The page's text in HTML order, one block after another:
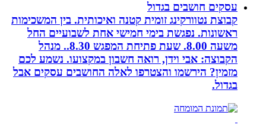
עסקים חושבים בגדול
קבוצת נטוורקינג זומית קטנה ואיכותית. בין המשכימות
ראשונות. נפגשת בימי חמישי אחת לשבועיים החל
משעה 8.00. שעת פתיחת המפגש 8.30.. מנהל
הקבוצה: אבי וידן, רואה חשבון במקצועו. נשמע לכם
מזמין? הירשמו והצטרפו לאלה החושבים עסקים אבל
בגדול.